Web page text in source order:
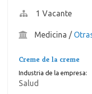
1 Vacante
Medicina /
Creme de la creme
Industria de la empresa:
Salud